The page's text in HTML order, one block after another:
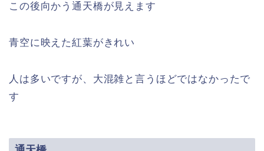
この後向かう通天橋が見えます
青空に映えた紅葉がきれい
人は多いですが、大混雑と言うほどではなかったで
す